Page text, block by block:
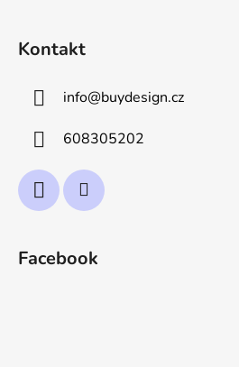
Kontakt
info@buydesign.cz
608305202
Facebook